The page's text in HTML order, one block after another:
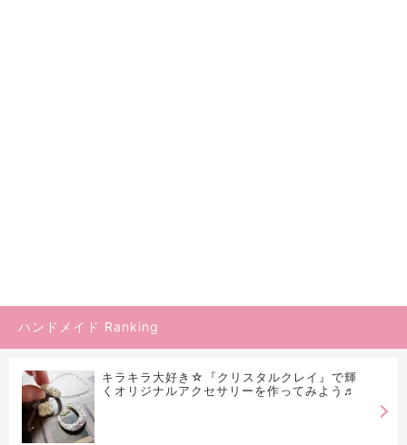
ハンドメイド Ranking
キラキラ大好き☆『クリスタルクレイ』で輝
くオリジナルアクセサリーを作ってみよう♬